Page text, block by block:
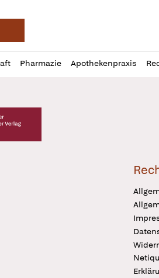
Pharmazie Apothekenpraxis
Verlag Logo